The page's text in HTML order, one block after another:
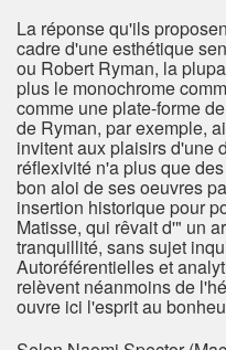
La réponse qu'ils
cadre d'une esthétique
ou Robert Ryman, la
plus le monochrome
comme une plate-forme
de Ryman, par exemple,
invitent aux plaisirs d'une
réflexivité n'a plus que
bon aloi de ses oeuvres
insertion historique pour
Matisse, qui rêvait d'" un
tranquillité, sans sujet
Autoréférentielles et
relèvent néanmoins de
ouvre ici l'esprit au